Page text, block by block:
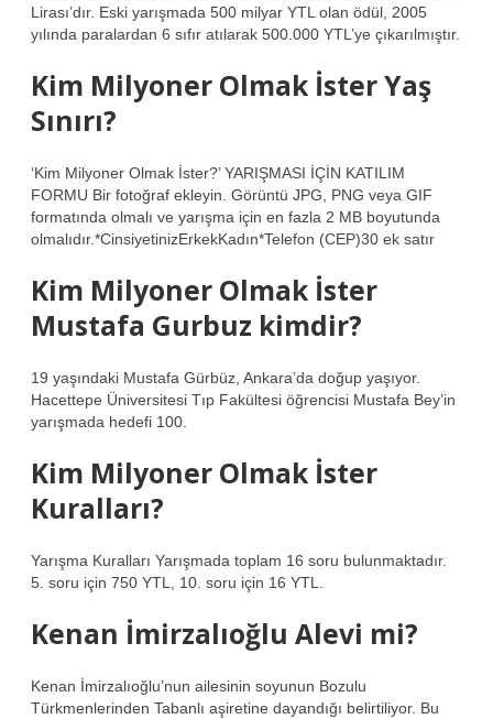
Lirası’dır. Eski yarışmada 500 milyar YTL olan ödül, 2005
yılında paralardan 6 sıfır atılarak 500.000 YTL’ye çıkarılmıştır.
Kim Milyoner Olmak İster Yaş
Sınırı?
‘Kim Milyoner Olmak İster?’ YARIŞMASI İÇİN KATILIM
FORMU Bir fotoğraf ekleyin. Görüntü JPG, PNG veya GIF
formatında olmalı ve yarışma için en fazla 2 MB boyutunda
olmalıdır.*CinsiyetinizErkekKadın*Telefon (CEP)30 ek satır
Kim Milyoner Olmak İster
Mustafa Gurbuz kimdir?
19 yaşındaki Mustafa Gürbüz, Ankara’da doğup yaşıyor.
Hacettepe Üniversitesi Tıp Fakültesi öğrencisi Mustafa Bey’in
yarışmada hedefi 100.
Kim Milyoner Olmak İster
Kuralları?
Yarışma Kuralları Yarışmada toplam 16 soru bulunmaktadır.
5. soru için 750 YTL, 10. soru için 16 YTL.
Kenan İmirzalıoğlu Alevi mi?
Kenan İmirzalıoğlu’nun ailesinin soyunun Bozulu
Türkmenlerinden Tabanlı aşiretine dayandığı belirtiliyor. Bu